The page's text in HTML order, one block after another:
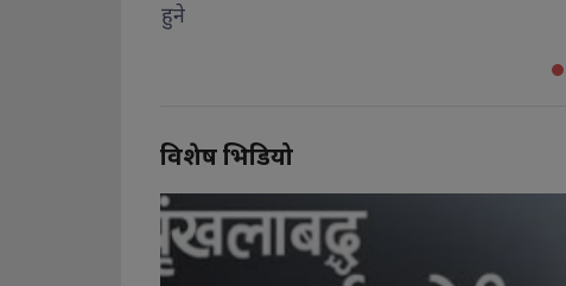
विशेष भिडियो